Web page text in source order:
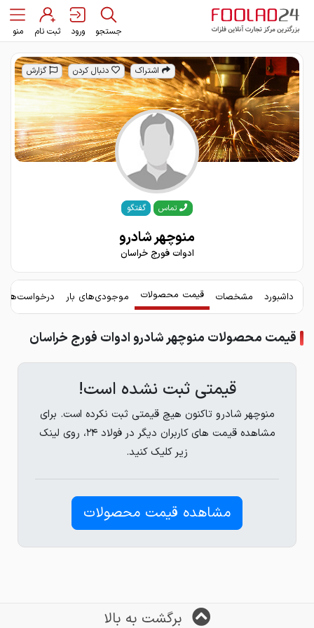
جستجو ورود ثبت نام منو
اشتراک دنبال کردن گزارش
تماس گفتگو
منوچهر شادرو
ادوات فورج خراسان
داشبورد مشخصات قیمت محصولات موجودی‌های بار
قیمت محصولات منوچهر شادرو ادوات فورج خراسان
قیمتی ثبت نشده است!
منوچهر شادرو تاکنون هیچ قیمتی ثبت نکرده است. برای
مشاهده قیمت های کاربران دیگر در فولاد ۲۴، روی لینک
زیر کلیک کنید.
مشاهده قیمت محصولات
برگشت به بالا